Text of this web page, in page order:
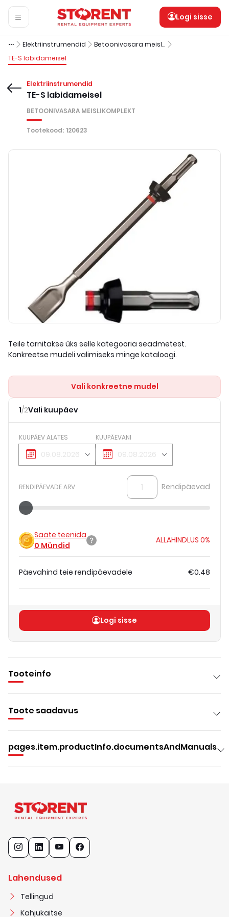
Logi sisse
Elektriinstrumendid
Betoonivasara meislikomplekt
TE-S labidameisel
Elektriinstrumendid
TE-S labidameisel
BETOONIVASARA MEISLIKOMPLEKT
Tootekood: 120623
Teile tarnitakse üks selle kategooria seadmetest.
Konkreetse mudeli valimiseks minge kataloogi.
Vali konkreetne mudel
1/2Vali kuupäev
KUUPÄEV ALATES KUUPÄEVANI
RENDIPÄEVADE ARV Rendipäevad
Saate teenida
0 Mündid
ALLAHINDLUS 0%
Päevahind teie rendipäevadele €0.48
Logi sisse
Tooteinfo
Toote saadavus
pages.item.productInfo.documentsAndManuals
Lahendused
Tellingud
Kahjukaitse